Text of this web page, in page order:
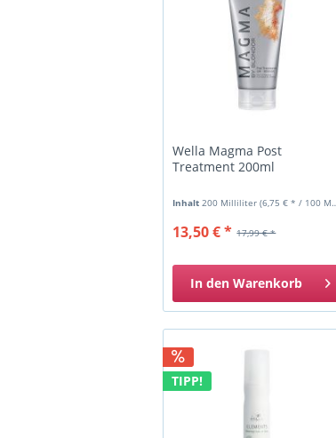
Wella Magma Post
Treatment 200ml
Inhalt200 Milliliter(6,75 € * / 100 Milliliter)
17,99 € *
13,50 € *
In den Warenkorb
TIPP!